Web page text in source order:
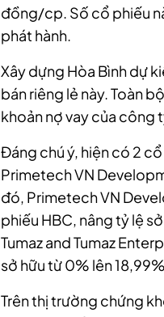
đồng/cp. Số cổ phiếu
phát hành.
Xây dựng Hòa Bình dự
bán riêng lẻ này. Toàn
khoản nợ vay của công
Đáng chú ý, hiện có 2
Primetech VN
đó, Primetech VN
phiếu HBC, nâng tỷ lệ
Tumaz and Tumaz
sở hữu từ 0% lên
Trên thị trường chứng